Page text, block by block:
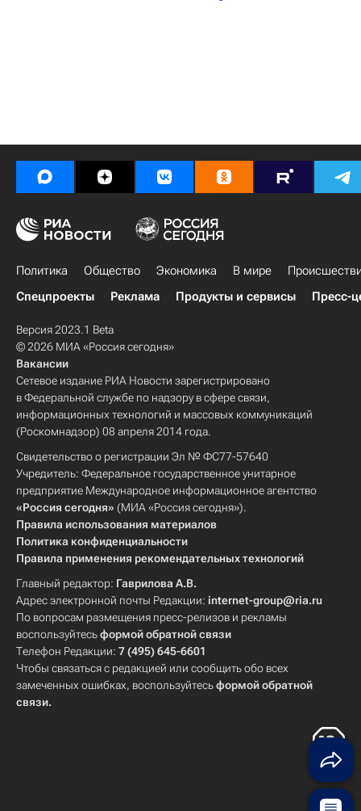
Политика Общество Экономика В мире
Спецпроекты
Реклама Продукты и сервисы Пресс-
Версия 2023.1 Beta
© 2026 МИА «Россия сегодня»
Вакансии
Сетевое издание РИА Новости зарегистрировано
в Федеральной службе по надзору в сфере связи,
информационных технологий и массовых коммуникаций
(Роскомнадзор) 08 апреля 2014 года.
Свидетельство о регистрации Эл № ФС77-57640
Учредитель: Федеральное государственное унитарное
предприятие Международное информационное агентство
«Россия сегодня» (МИА «Россия сегодня»).
Правила использования материалов
Политика конфиденциальности
Правила применения рекомендательных технологий
Главный редактор: Гаврилова А.В.
Адрес электронной почты Редакции: internet-group@ria.ru
По вопросам размещения пресс-релизов и рекламы
воспользуйтесьформой обратной связи
Телефон Редакции: 7 (495) 645-6601
Чтобы связаться с редакцией или сообщить обо всех
замеченных ошибках, воспользуйтесьформой обратной
связи.